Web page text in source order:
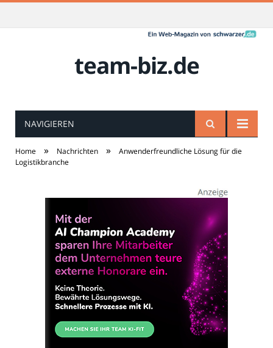
team-biz.de
NAVIGIEREN
Home » Nachrichten »
Anwenderfreundliche Lösung für die
Logistikbranche